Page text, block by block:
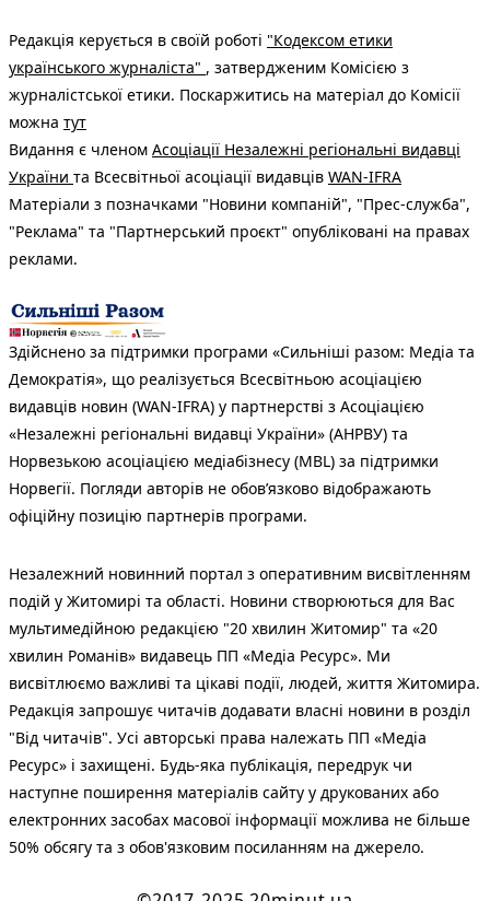
Редакція керується в своїй роботі "Кодексом етики
українського журналіста" , затвердженим Комісією з
журналістської етики. Поскаржитись на матеріал до Комісії
можна тут
Видання є членом Асоціації Незалежні регіональні видавці
України та Всесвітньої асоціації видавців WAN-IFRA
Матеріали з позначками "Новини компаній", "Прес-служба",
"Реклама" та "Партнерський проєкт" опубліковані на правах
реклами.
Здійснено за підтримки програми «Сильніші разом: Медіа та
Демократія», що реалізується Всесвітньою асоціацією
видавців новин (WAN-IFRA) у партнерстві з Асоціацією
«Незалежні регіональні видавці України» (АНРВУ) та
Норвезькою асоціацією медіабізнесу (MBL) за підтримки
Норвегії. Погляди авторів не обов’язково відображають
офіційну позицію партнерів програми.
Незалежний новинний портал з оперативним висвітленням
подій у Житомирі та області. Новини створюються для Вас
мультимедійною редакцією "20 хвилин Житомир" та «20
хвилин Романів» видавець ПП «Медіа Ресурс». Ми
висвітлюємо важливі та цікаві події, людей, життя Житомира.
Редакція запрошує читачів додавати власні новини в розділ
"Від читачів". Усі авторські права належать ПП «Медіа
Ресурс» і захищені. Будь-яка публiкацiя, передрук чи
наступне поширення матеріалів сайту у друкованих або
електронних засобах масової інформації можлива не більше
50% обсягу та з обов'язковим посиланням на джерело.